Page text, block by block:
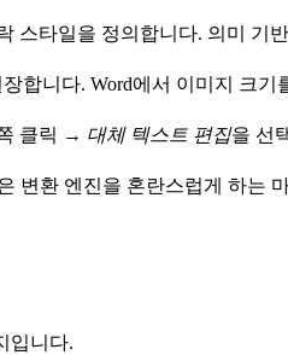
스타일을 정의합니다. 의미
합니다. Word에서 이미지 크
클릭 → 대체 텍스트 편집을 선
변환 엔진을 혼란스럽게 하는
입니다.